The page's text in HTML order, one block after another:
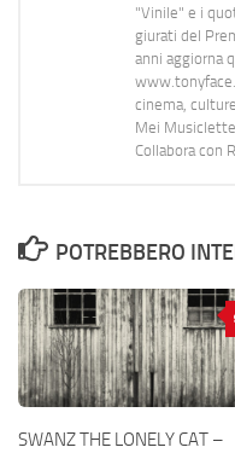
"Vinile" e i
giurati del
anni aggiorna
cinema,
Mei
Collabora con
POTREBBERO
SWANZ THE LONELY CAT –